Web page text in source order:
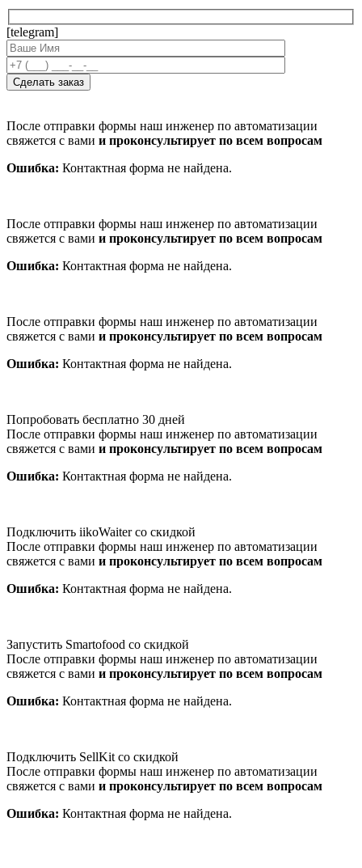
[telegram]
После отправки формы наш инженер по автоматизации
свяжется с вами и проконсультирует по всем вопросам
Ошибка: Контактная форма не найдена.
После отправки формы наш инженер по автоматизации
свяжется с вами и проконсультирует по всем вопросам
Ошибка: Контактная форма не найдена.
После отправки формы наш инженер по автоматизации
свяжется с вами и проконсультирует по всем вопросам
Ошибка: Контактная форма не найдена.
Попробовать бесплатно 30 дней
После отправки формы наш инженер по автоматизации
свяжется с вами и проконсультирует по всем вопросам
Ошибка: Контактная форма не найдена.
Подключить iikoWaiter со скидкой
После отправки формы наш инженер по автоматизации
свяжется с вами и проконсультирует по всем вопросам
Ошибка: Контактная форма не найдена.
Запустить Smartofood со скидкой
После отправки формы наш инженер по автоматизации
свяжется с вами и проконсультирует по всем вопросам
Ошибка: Контактная форма не найдена.
Подключить SellKit со скидкой
После отправки формы наш инженер по автоматизации
свяжется с вами и проконсультирует по всем вопросам
Ошибка: Контактная форма не найдена.